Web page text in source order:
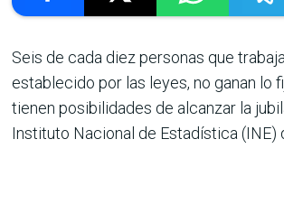
Seis de cada diez personas que
esta­blecido por las leyes, no ganan lo
tienen posibilidades de alcanzar la
Instituto Nacional de Esta­dística (INE)